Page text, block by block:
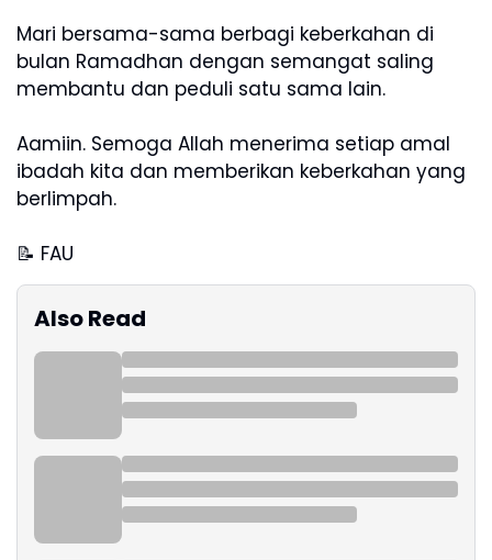
Mari bersama-sama berbagi keberkahan di
bulan Ramadhan dengan semangat saling
membantu dan peduli satu sama lain.
Aamiin. Semoga Allah menerima setiap amal
ibadah kita dan memberikan keberkahan yang
berlimpah.
📝 FAU
Also Read